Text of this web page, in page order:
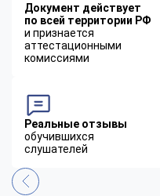
Документ действует
по всей территории РФ
и признается
аттестационными
комиссиями
Реальные отзывы
обучившихся
слушателей